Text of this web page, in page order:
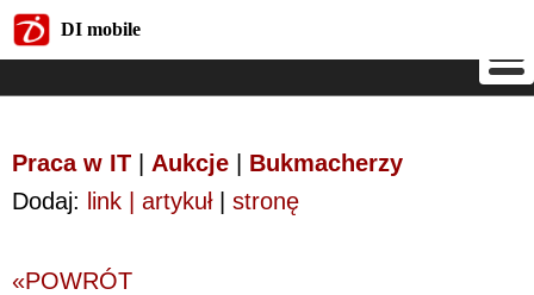
DI mobile
Praca w IT Aukcje
Bukmacherzy
Dodaj: link | artykuł| stronę
«POWRÓT
DI mobile